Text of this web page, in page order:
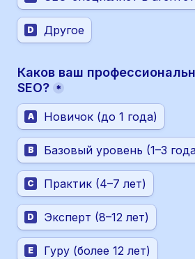
D Другое
Каков ваш
SEO? *
A Новичок (до 1 года)
B Базовый уровень (1–3
C Практик (4–7 лет)
D Эксперт (8–12 лет)
E Гуру (более 12 лет)